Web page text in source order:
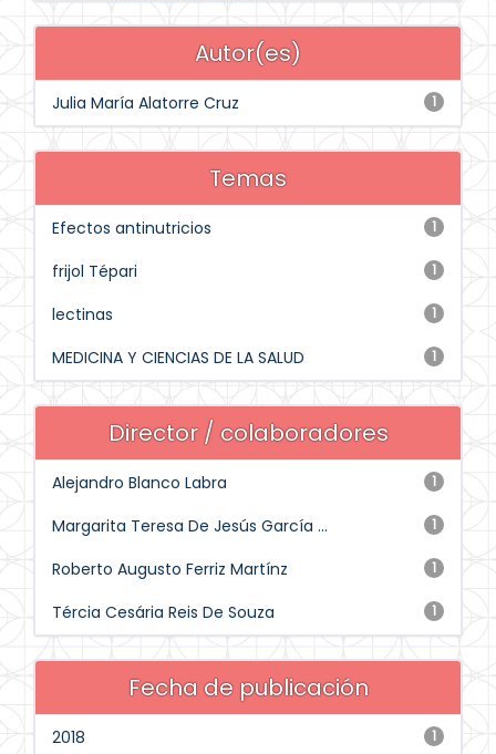
Autor(es)
1
Julia María Alatorre Cruz
Temas
1
Efectos antinutricios
1
frijol Tépari
1
lectinas
1
MEDICINA Y CIENCIAS DE LA SALUD
Director / colaboradores
1
Alejandro Blanco Labra
1
Margarita Teresa De Jesús García ...
1
Roberto Augusto Ferriz Martínz
1
Tércia Cesária Reis De Souza
Fecha de publicación
1
2018